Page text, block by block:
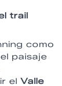
trail
como
paisaje
el Valle